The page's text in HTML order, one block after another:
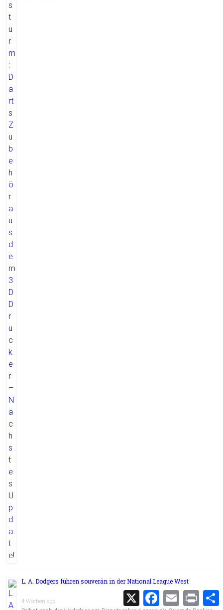
L. A. Dodgers führen souverän in der National League West
4 Wochen ago
X
F
E
m
P